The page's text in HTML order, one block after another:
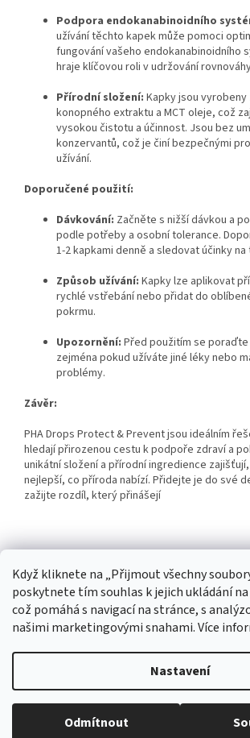
Když kliknete na „Přijmout všechny
poskytnete tím souhlas k jejich ukládání
což pomáhá s navigací na stránce, s
našimi marketingovými snahami. Více
Nastavení
Odmítnout
Podpora endokanabinoidního
užívání těchto kapek může pomoci
fungování vašeho endokanabinoidního
hraje klíčovou roli v udržování
Přírodní složení: Kapky jsou vyrobeny
konopného extraktu a MCT oleje, což
vysokou čistotu a účinnost. Jsou bez
konzervantů, což je činí bezpečnými
užívání.
Doporučené použití:
Dávkování: Začněte s nižší dávkou a
podle potřeby a osobní tolerance.
1-2 kapkami denně a sledovat účinky na
Způsob užívání: Kapky lze aplikovat
rychlé vstřebání nebo přidat do
pokrmu.
Upozornění: Před použitím se
zejména pokud užíváte jiné léky nebo
problémy.
Závěr:
PHA Drops Protect & Prevent jsou ideálním
hledají přirozenou cestu k podpoře zdraví a
unikátní složení a přírodní ingredience
nejlepší, co příroda nabízí. Přidejte je do své
zažijte rozdíl, který přinášejí
Z
Copyright 2026CBD DROPS. Všechna práva